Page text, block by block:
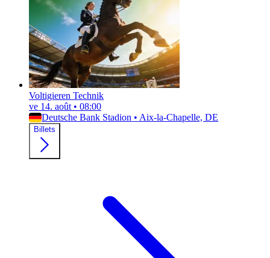
Voltigieren Technik
ve 14. août • 08:00
Deutsche Bank Stadion • Aix-la-Chapelle, DE
Billets